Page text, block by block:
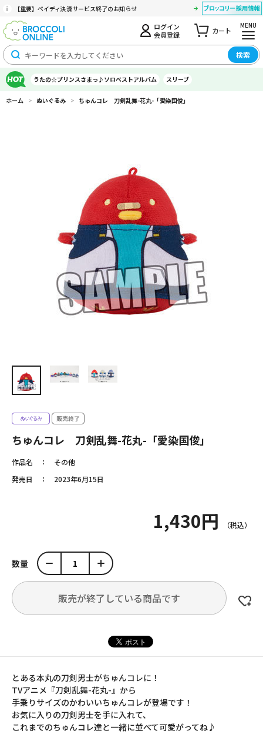
【重要】ペイディ決済サービス終了のお知らせ
ログイン
会員登録
カート
MENU
検索
うたの☆プリンスさまっ♪ソロベストアルバム スリーブ
ホーム > ぬいぐるみ > ちゅんコレ 刀剣乱舞-花丸-「愛染国俊」
ちゅんコレ 刀剣乱舞-花丸-「愛染国俊」
作品名
その他
発売日
2023年6月15日
1,430円
数量
販売が終了している商品です
とある本丸の刀剣男士がちゅんコレに！
TVアニメ『刀剣乱舞-花丸-』から
手乗りサイズのかわいいちゅんコレが登場です！
お気に入りの刀剣男士を手に入れて、
これまでのちゅんコレ達と一緒に並べて可愛がってね♪